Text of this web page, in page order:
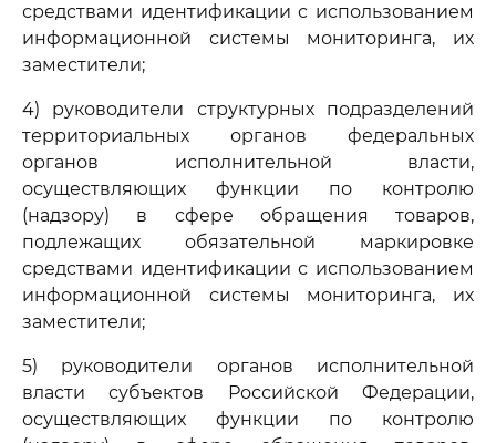
средствами идентификации с использованием
информационной системы мониторинга, их
заместители;
4) руководители структурных подразделений
территориальных органов федеральных
органов исполнительной власти,
осуществляющих функции по контролю
(надзору) в сфере обращения товаров,
подлежащих обязательной маркировке
средствами идентификации с использованием
информационной системы мониторинга, их
заместители;
5) руководители органов исполнительной
власти субъектов Российской Федерации,
осуществляющих функции по контролю